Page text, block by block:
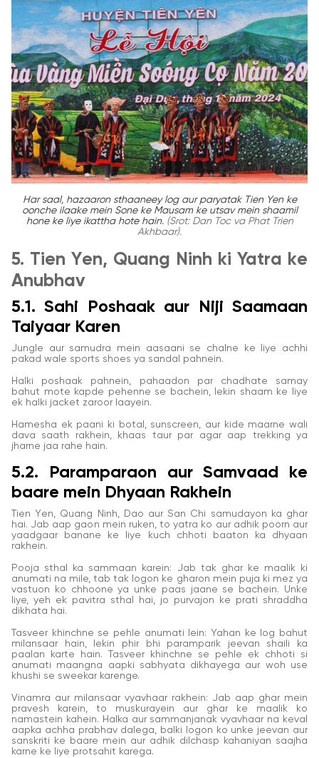
Har saal, hazaaron sthaaneey log aur paryatak Tien Yen ke
oonche ilaake mein Sone ke Mausam ke utsav mein shaamil
hone ke liye ikattha hote hain. (Srot: Dan Toc va Phat Trien
Akhbaar).
5. Tien Yen, Quang Ninh ki Yatra ke
Anubhav
5.1. Sahi Poshaak aur Niji Saamaan
Taiyaar Karen
Jungle aur samudra mein aasaani se chalne ke liye achhi
pakad wale sports shoes ya sandal pahnein.
Halki poshaak pahnein, pahaadon par chadhate samay
bahut mote kapde pehenne se bachein, lekin shaam ke liye
ek halki jacket zaroor laayein.
Hamesha ek paani ki botal, sunscreen, aur kide maarne wali
dava saath rakhein, khaas taur par agar aap trekking ya
jharne jaa rahe hain.
5.2. Paramparaon aur Samvaad ke
baare mein Dhyaan Rakhein
Tien Yen, Quang Ninh, Dao aur San Chi samudayon ka ghar
hai. Jab aap gaon mein ruken, to yatra ko aur adhik poorn aur
yaadgaar banane ke liye kuch chhoti baaton ka dhyaan
rakhein.
Pooja sthal ka sammaan karein: Jab tak ghar ke maalik ki
anumati na mile, tab tak logon ke gharon mein puja ki mez ya
vastuon ko chhoone ya unke paas jaane se bachein. Unke
liye, yeh ek pavitra sthal hai, jo purvajon ke prati shraddha
dikhata hai.
Tasveer khinchne se pehle anumati lein: Yahan ke log bahut
milansaar hain, lekin phir bhi paramparik jeevan shaili ka
paalan karte hain. Tasveer khinchne se pehle ek chhoti si
anumati maangna aapki sabhyata dikhayega aur woh use
khushi se sweekar karenge.
Vinamra aur milansaar vyavhaar rakhein: Jab aap ghar mein
pravesh karein, to muskurayein aur ghar ke maalik ko
namastein kahein. Halka aur sammanjanak vyavhaar na keval
aapka achha prabhav dalega, balki logon ko unke jeevan aur
sanskriti ke baare mein aur adhik dilchasp kahaniyan saajha
karne ke liye protsahit karega.